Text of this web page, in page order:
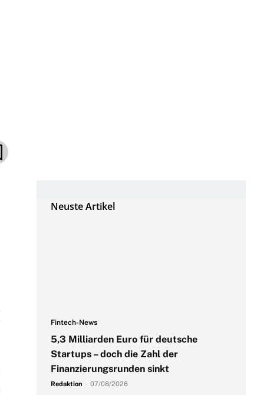
Neuste Artikel
Fintech-News
5,3 Milliarden Euro für deutsche
Startups – doch die Zahl der
Finanzierungsrunden sinkt
Redaktion 07/08/2026